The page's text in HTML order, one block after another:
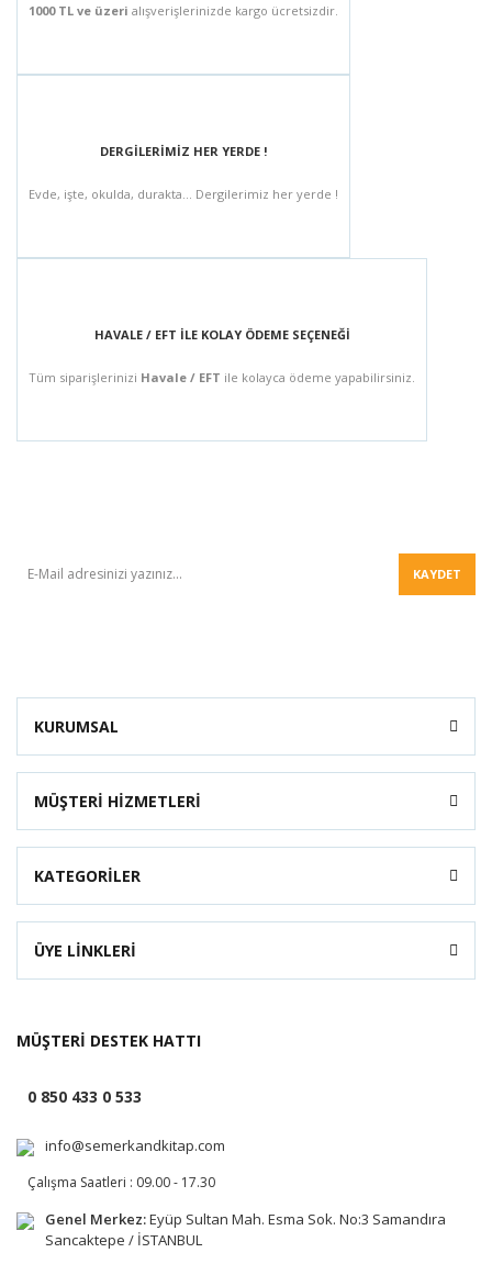
1000 TL ve üzeri alışverişlerinizde kargo ücretsizdir.
DERGİLERİMİZ HER YERDE !
Evde, işte, okulda, durakta... Dergilerimiz her yerde !
HAVALE / EFT İLE KOLAY ÖDEME SEÇENEĞİ
Tüm siparişlerinizi Havale / EFT ile kolayca ödeme yapabilirsiniz.
KAYDET
KURUMSAL
MÜŞTERİ HİZMETLERİ
KATEGORİLER
ÜYE LİNKLERİ
MÜŞTERİ DESTEK HATTI
0 850 433 0 533
info@semerkandkitap.com
Çalışma Saatleri : 09.00 - 17.30
Genel Merkez:Eyüp Sultan Mah. Esma Sok. No:3 Samandıra
Sancaktepe / İSTANBUL